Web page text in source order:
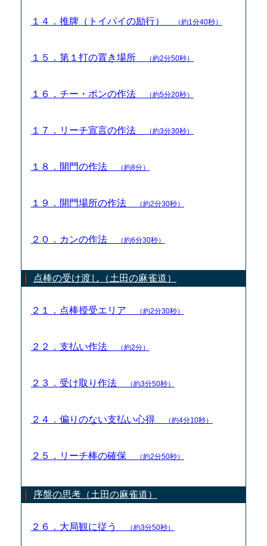
１４．推牌（トイパイの励行） （約1分40秒）
１５．第１打の置き場所 （約2分50秒）
１６．チー・ポンの作法 （約5分20秒）
１７．リーチ宣言の作法 （約3分30秒）
１８．開門の作法 （約8分）
１９．開門場所の作法 （約2分30秒）
２０．カンの作法 （約6分30秒）
点棒の受け渡し（土田の麻雀道）
２１．点棒授受エリア （約2分30秒）
２２．支払い作法 （約2分）
２３．受け取り作法 （約3分50秒）
２４．偏りのない支払い心得 （約4分10秒）
２５．リーチ棒の確保 （約2分50秒）
序盤の思考（土田の麻雀道）
２６．大局観に従う （約3分50秒）